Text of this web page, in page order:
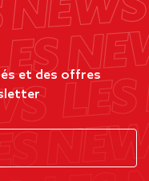
et des offres